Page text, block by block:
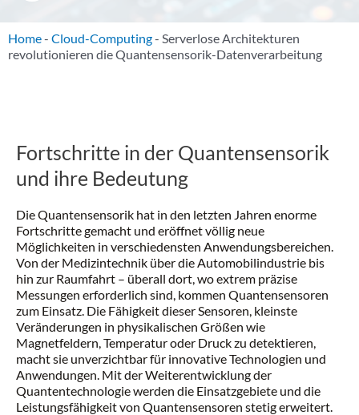
Home- Cloud-Computing- Serverlose Architekturen
revolutionieren die Quantensensorik-Datenverarbeitung
Fortschritte in der Quantensensorik
und ihre Bedeutung
Die Quantensensorik hat in den letzten Jahren enorme
Fortschritte gemacht und eröffnet völlig neue
Möglichkeiten in verschiedensten Anwendungsbereichen.
Von der Medizintechnik über die Automobilindustrie bis
hin zur Raumfahrt – überall dort, wo extrem präzise
Messungen erforderlich sind, kommen Quantensensoren
zum Einsatz. Die Fähigkeit dieser Sensoren, kleinste
Veränderungen in physikalischen Größen wie
Magnetfeldern, Temperatur oder Druck zu detektieren,
macht sie unverzichtbar für innovative Technologien und
Anwendungen. Mit der Weiterentwicklung der
Quantentechnologie werden die Einsatzgebiete und die
Leistungsfähigkeit von Quantensensoren stetig erweitert.